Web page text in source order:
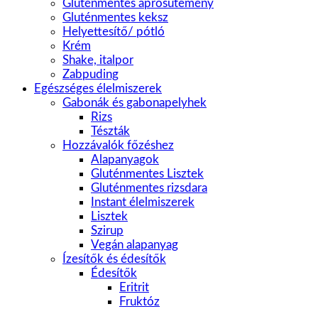
Gluténmentes aprósütemény
Gluténmentes keksz
Helyettesítő/ pótló
Krém
Shake, italpor
Zabpuding
Egészséges élelmiszerek
Gabonák és gabonapelyhek
Rizs
Tészták
Hozzávalók főzéshez
Alapanyagok
Gluténmentes Lisztek
Gluténmentes rizsdara
Instant élelmiszerek
Lisztek
Szirup
Vegán alapanyag
Ízesítők és édesítők
Édesítők
Eritrit
Fruktóz